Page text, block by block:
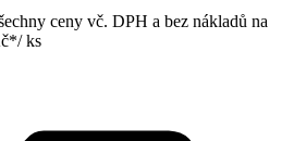
ceny vč. DPH a bez nákladů na
*/ ks